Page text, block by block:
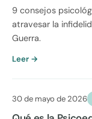
9 consejos
atravesar la
Guerra.
Leer →
30 de mayo de 2026